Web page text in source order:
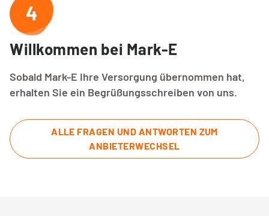
4
Willkommen bei Mark-E
Sobald Mark-E Ihre Versorgung übernommen hat,
erhalten Sie ein Begrüßungsschreiben von uns.
ALLE FRAGEN UND ANTWORTEN ZUM
ANBIETERWECHSEL